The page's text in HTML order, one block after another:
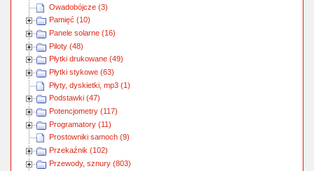
Owadobójcze (3)
Pamięć (10)
Panele solarne (16)
Piloty (48)
Płytki drukowane (49)
Płytki stykowe (63)
Płyty, dyskietki, mp3 (1)
Podstawki (47)
Potencjometry (117)
Programatory (11)
Prostowniki samoch (9)
Przekaźnik (102)
Przewody, sznury (803)